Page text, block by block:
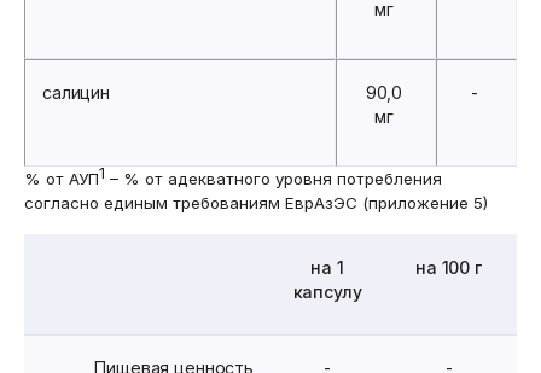
мг
салицин
90,0
мг
-
% от АУП1 – % от адекватного уровня потребления
согласно единым требованиям ЕврАзЭС (приложение 5)
на 1
капсулу
на 100 г
Пищевая ценность
- -